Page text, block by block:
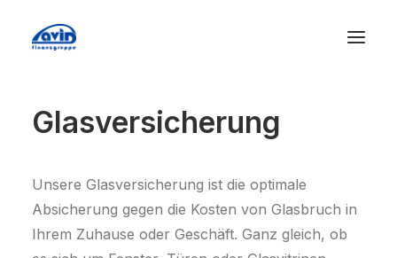
Glasversicherung
Unsere Glasversicherung ist die optimale
Absicherung gegen die Kosten von Glasbruch in
Ihrem Zuhause oder Geschäft. Ganz gleich, ob